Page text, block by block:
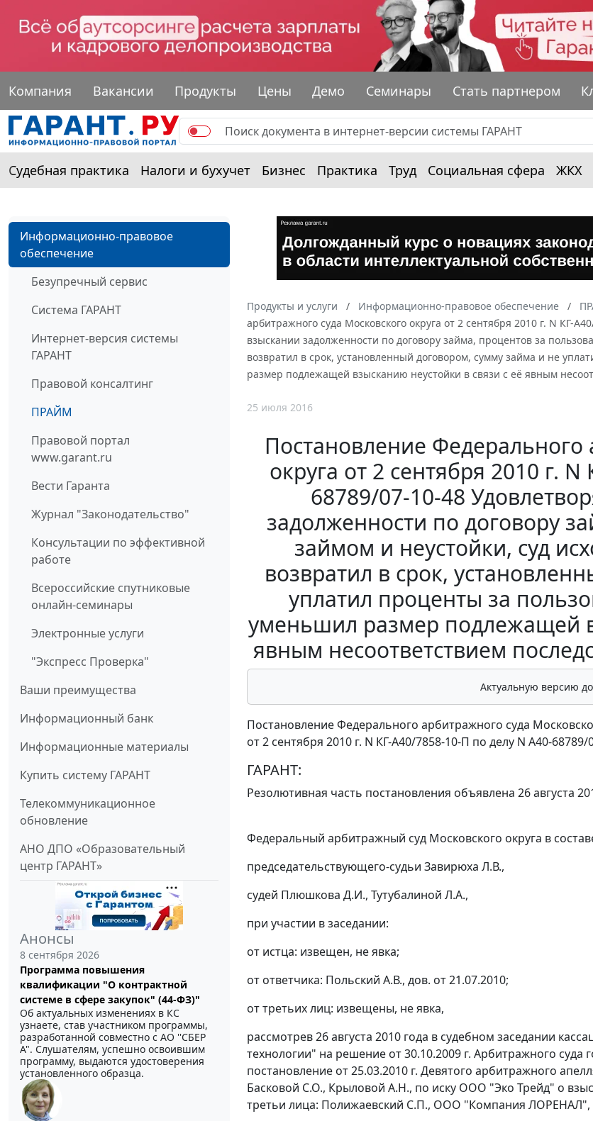
Компания Вакансии Продукты Цены Демо Семинары Стать партнером
Судебная практика Налоги и бухучет Бизнес Практика Труд Социальная сфера ЖКХ
Информационно-правовое
обеспечение
Безупречный сервис
Система ГАРАНТ
Интернет-версия системы
ГАРАНТ
Правовой консалтинг
ПРАЙМ
Правовой портал
www.garant.ru
Вести Гаранта
Журнал "Законодательство"
Консультации по эффективной
работе
Всероссийские спутниковые
онлайн-семинары
Электронные услуги
"Экспресс Проверка"
Ваши преимущества
Информационный банк
Информационные материалы
Купить систему ГАРАНТ
Телекоммуникационное
обновление
АНО ДПО «Образовательный
центр ГАРАНТ»
Анонсы
8 сентября 2026
Программа повышения
квалификации "О контрактной
системе в сфере закупок" (44-ФЗ)"
Об актуальных изменениях в КС
узнаете, став участником программы,
разработанной совместно с АО ''СБЕР
А". Слушателям, успешно освоившим
программу, выдаются удостоверения
установленного образца.
Продукты и услуги Информационно-правовое обеспечение
арбитражного суда Московского округа от 2 сентября 2010 г. N КГ-
взыскании задолженности по договору займа, процентов за
возвратил в срок, установленный договором, сумму займа и не
размер подлежащей взысканию неустойки в связи с её явным
25 июля 2016
Постановление Федерального
округа от 2 сентября 2010 г.
68789/07-10-48
задолженности по договору
займом и неустойки, суд
возвратил в срок,
уплатил проценты за
уменьшил размер подлежащей
явным несоответствием
Актуальную версию
Постановление Федерального арбитражного суда
от 2 сентября 2010 г. N КГ-А40/7858-10-П по делу N А40-68789/
ГАРАНТ:
Резолютивная часть постановления объявлена 26 августа
Федеральный арбитражный суд Московского округа в
председательствующего-судьи Завирюха Л.В.,
судей Плюшкова Д.И., Тутубалиной Л.А.,
при участии в заседании:
от истца: извещен, не явка;
от ответчика: Польский А.В., дов. от 21.07.2010;
от третьих лиц: извещены, не явка,
рассмотрев 26 августа 2010 года в судебном заседании
технологии" на решение от 30.10.2009 г. Арбитражного
постановление от 25.03.2010 г. Девятого арбитражного
Басковой С.О., Крыловой А.Н., по иску ООО "Эко Трейд" о
третьи лица: Полижаевский С.П., ООО "Компания